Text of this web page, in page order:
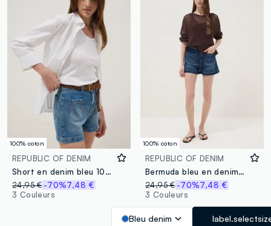
100% coton
REPUBLIC OF DENIM
Short en denim bleu 100 % coton
24,95 €-70%7,48 €
3 Couleurs
100% coton
REPUBLIC OF DENIM
Bermuda bleu en denim 100 % coton
24,95 € -70%7,48 €
3 Couleurs
Bleu denim